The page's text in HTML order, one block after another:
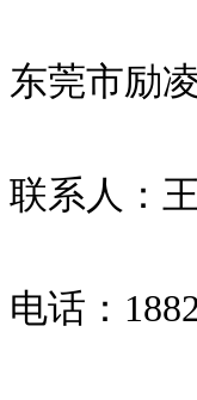
东莞市励
联系人：
电话：